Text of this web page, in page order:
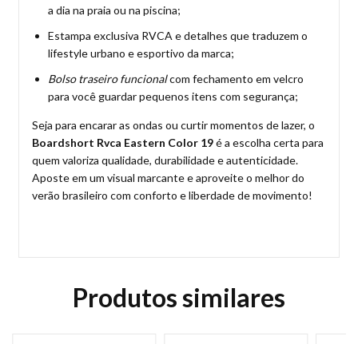
a dia na praia ou na piscina;
Estampa exclusiva RVCA e detalhes que traduzem o
lifestyle urbano e esportivo da marca;
Bolso traseiro funcionalcom fechamento em velcro
para você guardar pequenos itens com segurança;
Seja para encarar as ondas ou curtir momentos de lazer, o
Boardshort Rvca Eastern Color 19é a escolha certa para
quem valoriza qualidade, durabilidade e autenticidade.
Aposte em um visual marcante e aproveite o melhor do
verão brasileiro com conforto e liberdade de movimento!
Produtos similares